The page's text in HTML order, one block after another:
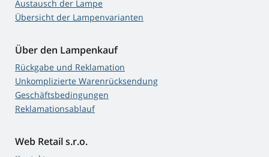
Austausch der Lampe
Übersicht der Lampenvarianten
Über den Lampenkauf
Rückgabe und Reklamation
Unkomplizierte Warenrücksendung
Geschäftsbedingungen
Reklamationsablauf
Web Retail s.r.o.